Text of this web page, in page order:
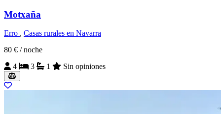
Motxaña
Erro , Casas rurales en Navarra
80 € / noche
4
3 1 Sin opiniones